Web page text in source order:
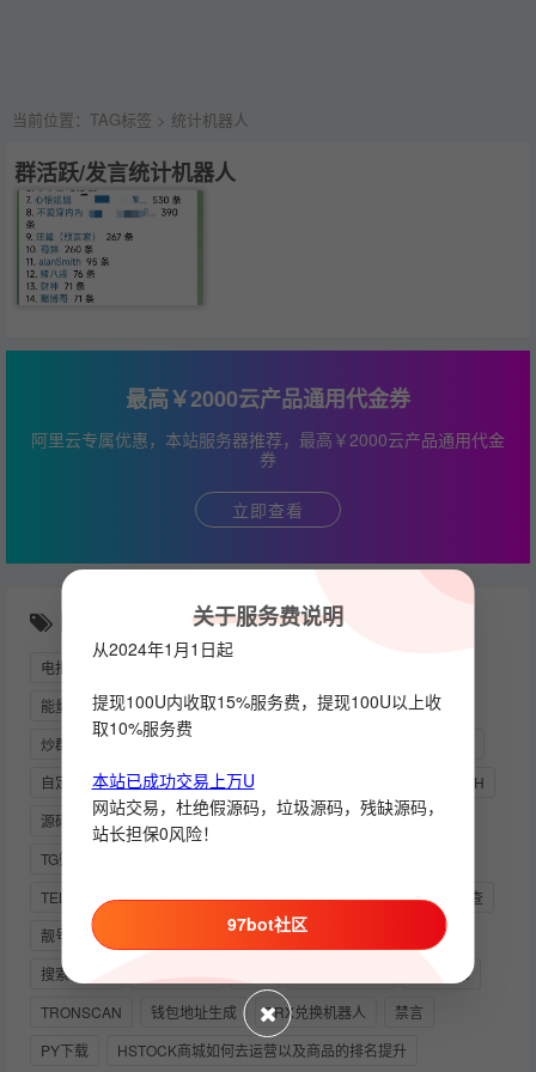
当前位置： TAG标签 > 统计机器人
群活跃/发言统计机器人
最高￥2000云产品通用代金券
阿里云专属优惠，本站服务器推荐，最高￥2000云产品通用代金
券
立即查看
电报开发者
能量
TP钱包 TELEGRAM 监听
四方支付
炒群机器人
担保验群
自定义
LINUX PUTTY
API_HASH
源码
VSCODE UNIAPP
群活跃
TG筛子TG骰子TG快3游戏
TELEGRAM网页版
TRONGRID 实时监听
数据库增删改查
靓号生成
供需 教程
搜索机器人
供需发布
TRONSCAN
钱包地址生成 TRX兑换机器人
禁言
PY下载
HSTOCK商城如何去运营以及商品的排名提升
关于服务费说明
从2024年1月1日起
提现100U内收取15%服务费，提现100U以上收
取10%服务费
本站已成功交易上万U
网站交易，杜绝假源码，垃圾源码，残缺源码，
站长担保0风险！
97bot社区